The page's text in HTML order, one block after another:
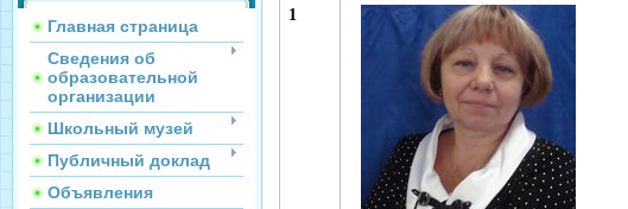
Главная страница
Сведения об
образовательной
организации
Школьный музей
Публичный доклад
Объявления
1